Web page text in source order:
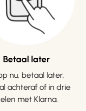
Betaal later
nu, betaal later.
achteraf of in drie
met Klarna.